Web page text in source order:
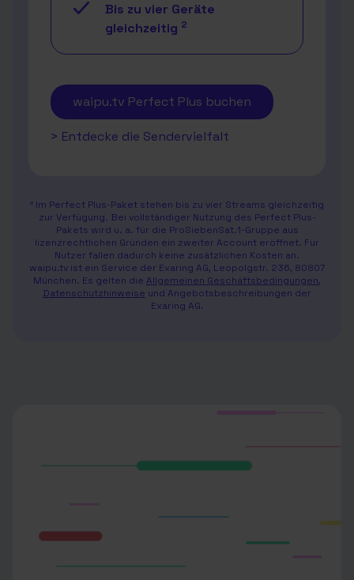
Bis zu vier Geräte
gleichzeitig 2
waipu.tv Perfect Plus buchen
> Entdecke die Sendervielfalt
² Im Perfect Plus-Paket stehen bis zu vier Streams gleichzeitig
zur Verfügung. Bei vollständiger Nutzung des Perfect Plus-
Pakets wird u. a. für die ProSiebenSat.1-Gruppe aus
lizenzrechtlichen Gründen ein zweiter Account eröffnet. Für
Nutzer fallen dadurch keine zusätzlichen Kosten an.
waipu.tv ist ein Service der Exaring AG, Leopolgstr. 236, 80807
München. Es gelten die Allgemeinen Geschäftsbedingungen,
Datenschutzhinweise und Angebotsbeschreibungen der
Exaring AG.